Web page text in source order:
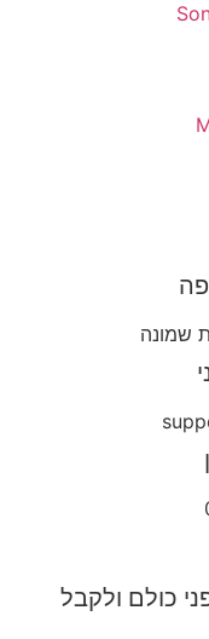
כולם ולקבל